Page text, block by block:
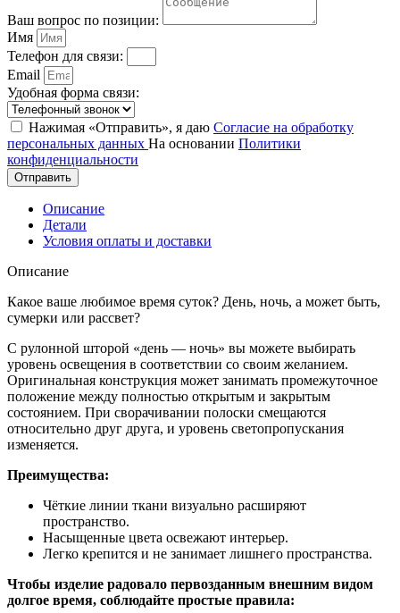
Ваш вопрос по позиции:
Имя
Телефон для связи:
Email
Удобная форма связи:
Нажимая «Отправить», я даю Согласие на обработку
персональных данных На основании Политики
конфиденциальности
Отправить
Описание
Детали
Условия оплаты и доставки
Описание
Какое ваше любимое время суток? День, ночь, а может быть,
сумерки или рассвет?
С рулонной шторой «день — ночь» вы можете выбирать
уровень освещения в соответствии со своим желанием.
Оригинальная конструкция может занимать промежуточное
положение между полностью открытым и закрытым
состоянием. При сворачивании полоски смещаются
относительно друг друга, и уровень светопропускания
изменяется.
Преимущества:
Чёткие линии ткани визуально расширяют
пространство.
Насыщенные цвета освежают интерьер.
Легко крепится и не занимает лишнего пространства.
Чтобы изделие радовало первозданным внешним видом
долгое время, соблюдайте простые правила: